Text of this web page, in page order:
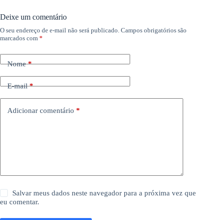
Deixe um comentário
O seu endereço de e-mail não será publicado. Campos obrigatórios são
marcados com *
Nome*
E-mail*
Adicionar comentário *
Salvar meus dados neste navegador para a próxima vez que
eu comentar.